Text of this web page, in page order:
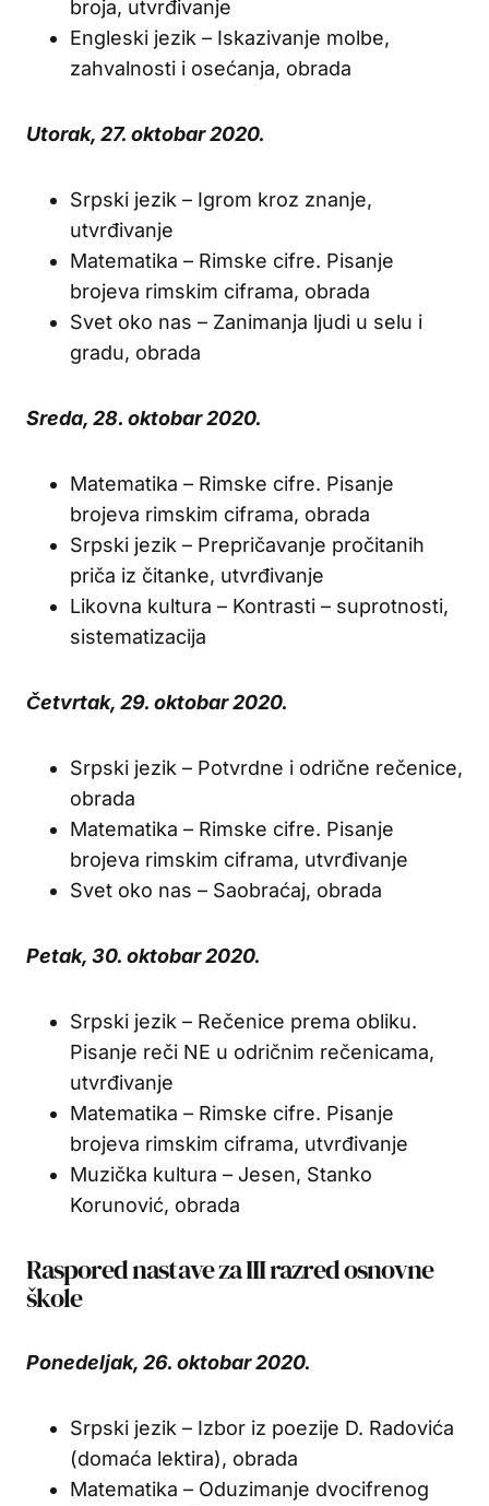
broja, utvrđivanje
Engleski jezik – Iskazivanje molbe,
zahvalnosti i osećanja, obrada
Utorak, 27. oktobar 2020.
Srpski jezik – Igrom kroz znanje,
utvrđivanje
Matematika – Rimske cifre. Pisanje
brojeva rimskim ciframa, obrada
Svet oko nas – Zanimanja ljudi u selu i
gradu, obrada
Sreda, 28. oktobar 2020.
Matematika – Rimske cifre. Pisanje
brojeva rimskim ciframa, obrada
Srpski jezik – Prepričavanje pročitanih
priča iz čitanke, utvrđivanje
Likovna kultura – Kontrasti – suprotnosti,
sistematizacija
Četvrtak, 29. oktobar 2020.
Srpski jezik – Potvrdne i odrične rečenice,
obrada
Matematika – Rimske cifre. Pisanje
brojeva rimskim ciframa, utvrđivanje
Svet oko nas – Saobraćaj, obrada
Petak, 30. oktobar 2020.
Srpski jezik – Rečenice prema obliku.
Pisanje reči NE u odričnim rečenicama,
utvrđivanje
Matematika – Rimske cifre. Pisanje
brojeva rimskim ciframa, utvrđivanje
Muzička kultura – Jesen, Stanko
Korunović, obrada
Raspored nastave za III razred osnovne
škole
Ponedeljak, 26. oktobar 2020.
Srpski jezik – Izbor iz poezije D. Radovića
(domaća lektira), obrada
Matematika – Oduzimanje dvocifrenog